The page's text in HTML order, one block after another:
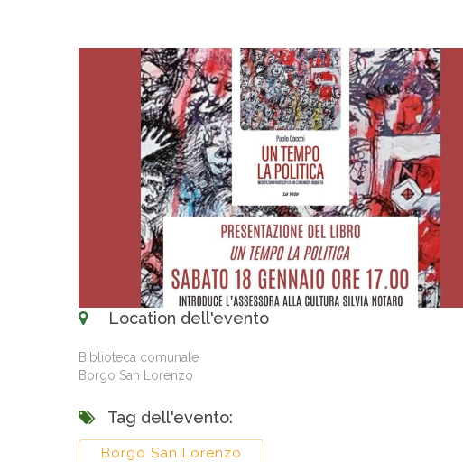
Location dell'evento
Biblioteca comunale
Borgo San Lorenzo
Tag dell'evento:
Borgo San Lorenzo